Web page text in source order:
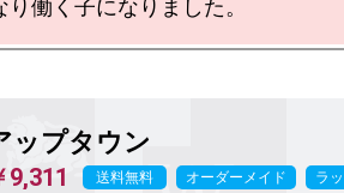
ップタウン
9,311 送料無料 オーダーメイド ラ